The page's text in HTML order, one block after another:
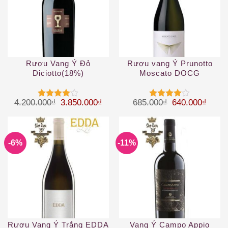
Rượu Vang Ý Đỏ
Diciotto(18%)
Được
45 sao
4.200.000₫ Giá gốc là: 4.200.000₫.
3.850.000₫ Giá hiện tại là: 3.850.000₫.
Rượu vang Ý Prunotto
Moscato DOCG
Được
45 sao
685.000₫ Giá gốc là:
640.000₫
-6%
Rượu Vang Ý Trắng EDDA
-11%
Vang Ý Campo Appio